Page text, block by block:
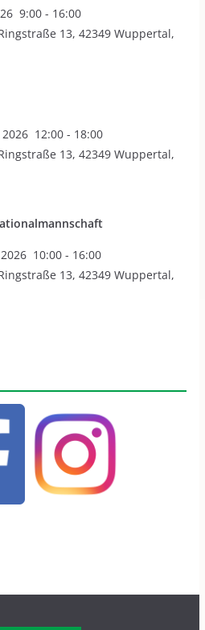
9:00- 16:00
13, 42349 Wuppertal,
12:00- 18:00
13, 42349 Wuppertal,
10:00- 16:00
13, 42349 Wuppertal,